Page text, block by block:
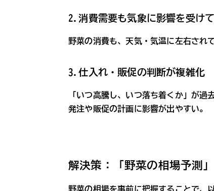
2.消費需要も気象に影響を受け
野菜の消費も、天気・気温に左右され
3.仕入れ・販促の判断が複雑化
「いつ高騰し、いつ落ち着くか」が
発注や販促の計画に影響が出やすい。
解決策：「野菜の相場予測
野菜の相場を事前に把握することで、